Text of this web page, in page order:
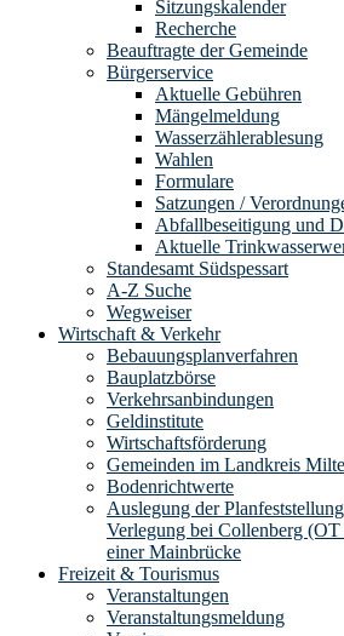
Sitzungskalender
Recherche
Beauftragte der Gemeinde
Bürgerservice
Aktuelle Gebühren
Mängelmeldung
Wasserzählerablesung
Wahlen
Formulare
Satzungen /
Abfallbeseitigung und
Aktuelle
Standesamt Südspessart
A-Z Suche
Wegweiser
Wirtschaft & Verkehr
Bebauungsplanverfahren
Bauplatzbörse
Verkehrsanbindungen
Geldinstitute
Wirtschaftsförderung
Gemeinden im Landkreis
Bodenrichtwerte
Auslegung der
Verlegung bei Collenberg
einer Mainbrücke
Freizeit & Tourismus
Veranstaltungen
Veranstaltungsmeldung